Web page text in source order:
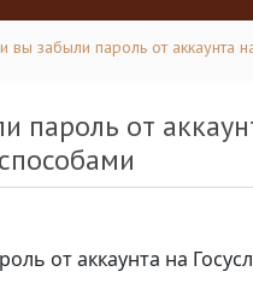
вы забыли пароль от аккаунта
пароль от
от аккаунта на